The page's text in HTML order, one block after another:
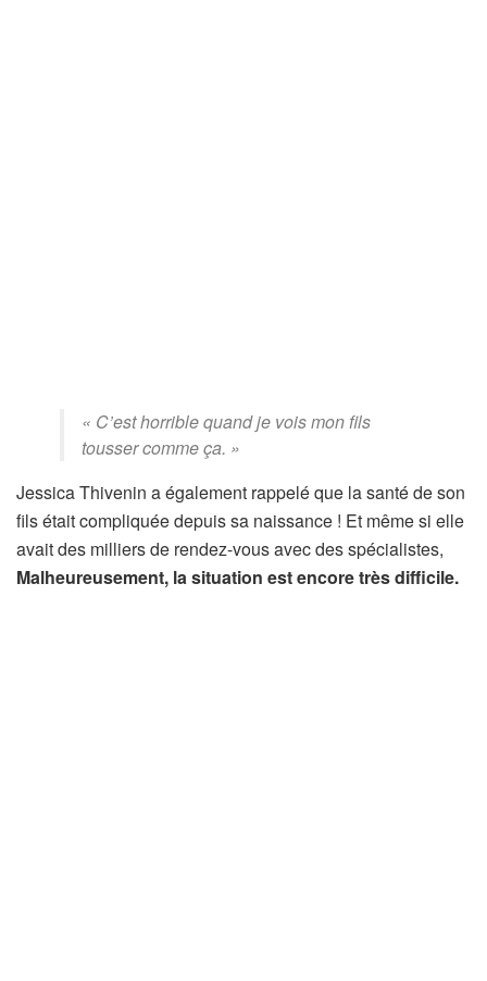
« C’est horrible quand je vois mon fils
tousser comme ça. »
Jessica Thivenin a également rappelé que la santé de son
fils était compliquée depuis sa naissance ! Et même si elle
avait des milliers de rendez-vous avec des spécialistes,
Malheureusement, la situation est encore très difficile.